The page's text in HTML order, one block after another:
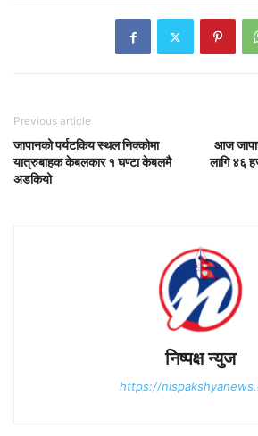
Previous article
जापानको पर्यटकिय स्थल निक्कोमा
यात्रुबाहक केबलकार १ घण्टा केबलमै
अडकियो
आज
लागि ४६
निष्पक्ष न्युज
https://